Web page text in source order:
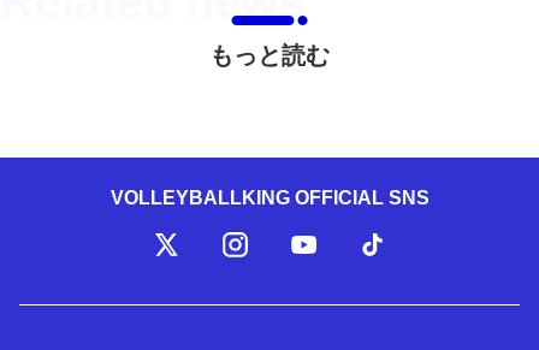
もっと読む
VOLLEYBALLKING OFFICIAL SNS